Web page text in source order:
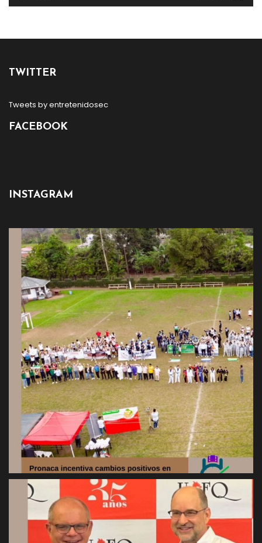
TWITTER
Tweets by entretenidosec
FACEBOOK
INSTAGRAM